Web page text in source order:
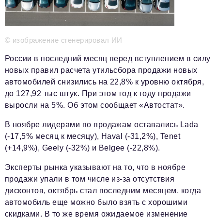
Электронные почты редакции:
Информационный отдел
info@business-magazine.online
reklama@business-magazine.online
Отдел распространения/редакционная подписка
podpiska@business-magazine.online
Отдел по работе с партнерами
partner@business-magazine.online
© изображение сгенерировал ИИ
России в последний месяц перед вступлением в силу
новых правил расчета утильсбора продажи новых
автомобилей снизились на 22,8% к уровню октября,
до 127,92 тыс штук. При этом год к году продажи
выросли на 5%. Об этом сообщает «Автостат».
В ноябре лидерами по продажам оставались Lada
(-17,5% месяц к месяцу), Haval (-31,2%), Tenet
(+14,9%), Geely (-32%) и Belgee (-22,8%).
Эксперты рынка указывают на то, что в ноябре
продажи упали в том числе из-за отсутствия
дисконтов, октябрь стал последним месяцем, когда
автомобиль еще можно было взять с хорошими
скидками. В то же время ожидаемое изменение